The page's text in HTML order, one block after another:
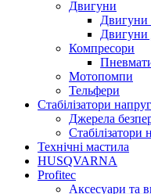
Двигуни
Двигуни
Двигуни
Компресори
Мотопомпи
Тельфери
Стабілізатори
Джерела
Стабілізатори
Технічні мастила
HUSQVARNA
Profitec
Аксесуари та